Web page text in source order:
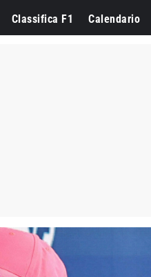
Classifica F1 Calendario